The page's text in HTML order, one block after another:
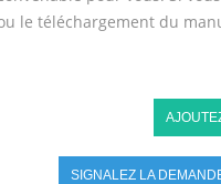
le téléchargement du
SIGNALEZ LA